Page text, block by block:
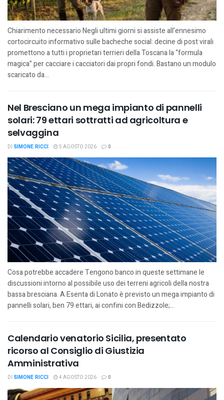
Chiarimento necessario Negli ultimi giorni si assiste all’ennesimo
cortocircuito informativo sulle bacheche social: decine di post virali
promettono a tutti i proprietari terrieri della Toscana la “formula
magica” per cacciare i cacciatori dai propri fondi. Bastano un modulo
scaricato da...
Nel Bresciano un mega impianto di pannelli
solari: 79 ettari sottratti ad agricoltura e
selvaggina
DI SIMONE RICCI 5 AGOSTO 2026 0
Cosa potrebbe accadere Tengono banco in queste settimane le
discussioni intorno al possibile uso dei terreni agricoli della nostra
bassa bresciana. A Esenta di Lonato è previsto un mega impianto di
pannelli solari, ben 79 ettari, ai confini con Bedizzole;...
Calendario venatorio Sicilia, presentato
ricorso al Consiglio di Giustizia
Amministrativa
DI SIMONE RICCI 4 AGOSTO 2026 0